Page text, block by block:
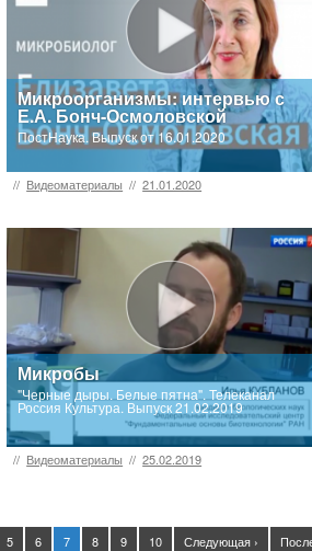
Микроорганизмы: интервью с
Е.А. Бонч-Осмоловской
ПостНаука. Выпуск от 16.01.2020
// Видеоматериалы // 21.01.2020
Микробы
"Черные дыры. Белые пятна". Телеканал
Россия Культура. Выпуск 21.02.2019
// Видеоматериалы // 25.02.2019
5 6 7 8 9 10 Следующая ›